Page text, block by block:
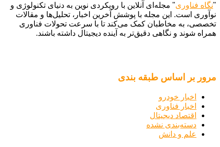
"نگاه فناوری" مجله‌ای آنلاین با رویکردی نوین به دنیای تکنولوژی و
نوآوری است. این مجله با پوشش آخرین اخبار، تحلیل‌ها و مقالات
تخصصی، به مخاطبان کمک می‌کند تا با سرعت تحولات فناوری
همراه شوند و نگاهی دقیق‌تر به آینده دیجیتال داشته باشند.
مرور بر اساس طبقه بندی
اخبار خودرو
اخبار فناوری
اقتصاد دیجیتال
دسته‌بندی نشده
علم و دانش